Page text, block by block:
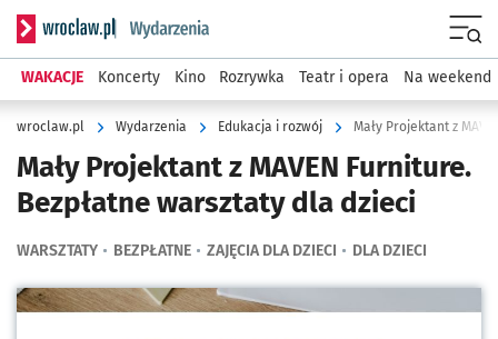
Serwis informacyjny wroclaw.pl podserwis: Wydarzenia
WAKACJE Koncerty Kino Rozrywka Teatr i opera Na weekend
wroclaw.pl Wydarzenia Edukacja i rozwój Mały Projektant z
Mały Projektant z MAVEN Furniture.
Bezpłatne warsztaty dla dzieci
WARSZTATY BEZPŁATNE ZAJĘCIA DLA DZIECI DLA DZIECI
Kliknij, aby powiększyć